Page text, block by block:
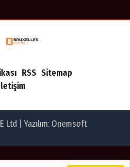
RSS Sitemap
| Yazılım: Onemsoft